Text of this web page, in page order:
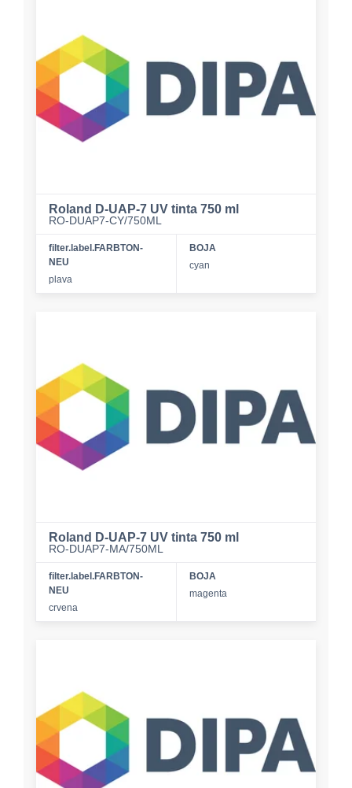
Roland D-UAP-7 UV tinta 750 ml
RO-DUAP7-CY/750ML
filter.label.FARBTON-
NEU
plava
BOJA
cyan
Roland D-UAP-7 UV tinta 750 ml
RO-DUAP7-MA/750ML
filter.label.FARBTON-
NEU
crvena
BOJA
magenta